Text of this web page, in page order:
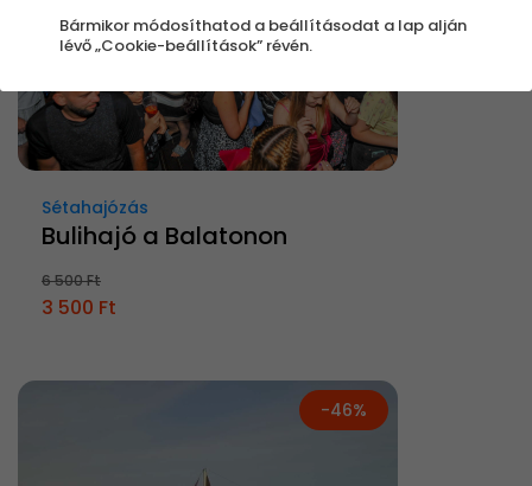
Sétahajózás
Bulihajó a Balatonon
6 500 Ft
3 500 Ft
-46%
Bármikor módosíthatod a beállításodat a lap alján
lévő „Cookie-beállítások” révén.